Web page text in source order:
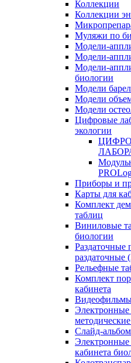
Коллекции
Коллекции
Муляжи по
Модели-
Модели-
Модели-
биологии
Модели
Модели
Модели
Цифровые
экологии
Приборы и
Карты для
Комплект
таблиц
Виниловые
биологии
Раздаточные
раздаточные
Рельефные
Комплект
кабинета
Электронные
Слайд-
Электронные
кабинета